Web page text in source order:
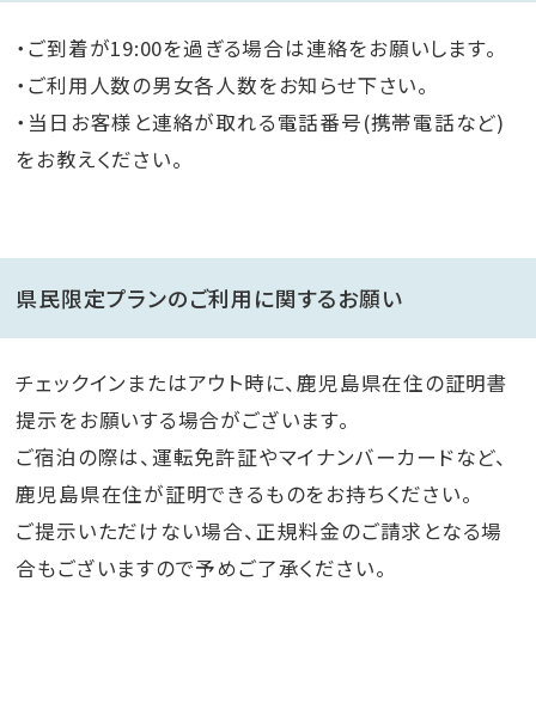
・ご到着が19:00を過ぎる場合は連絡をお願いします。
・ご利用人数の男女各人数をお知らせ下さい。
・当日お客様と連絡が取れる電話番号(携帯電話など)
をお教えください。
県民限定プランのご利用に関するお願い
チェックインまたはアウト時に、鹿児島県在住の証明書
提示をお願いする場合がございます。
ご宿泊の際は、運転免許証やマイナンバーカードなど、
鹿児島県在住が証明できるものをお持ちください。
ご提示いただけない場合、正規料金のご請求となる場
合もございますので予めご了承ください。